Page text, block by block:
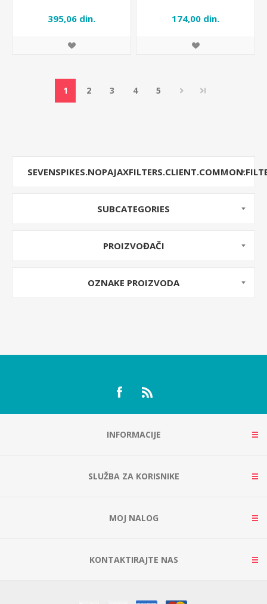
395,06 din. 174,00 din.
1 2 3 4 5
SUBCATEGORIES
PROIZVOĐAČI
OZNAKE PROIZVODA
INFORMACIJE
SLUŽBA ZA KORISNIKE
MOJ NALOG
KONTAKTIRAJTE NAS